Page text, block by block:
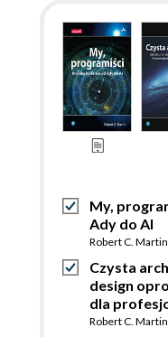
My,
Ady do AI
Robert C. Martin
Czysta
design
dla
Robert C. Martin